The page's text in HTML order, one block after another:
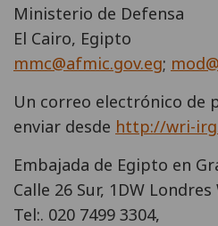
Ministerio de Defensa
El Cairo, Egipto
mmc@afmic.gov.eg;
Un correo electrónico de
enviar desde http://wri-
Embajada de Egipto en
Calle 26 Sur, 1DW Londres
Tel:. 020 7499 3304,